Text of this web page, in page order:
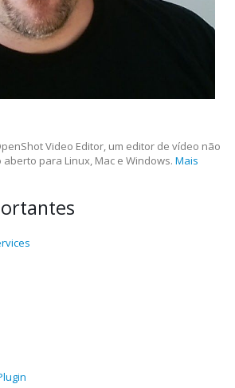
Video Editor, um editor de vídeo não
para Linux, Mac e Windows. Mais